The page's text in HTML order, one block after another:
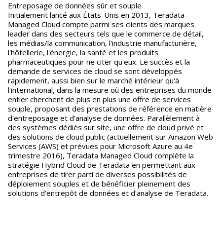
Entreposage de données sûr et souple
Initialement lancé aux États-Unis en 2013, Teradata
Managed Cloud compte parmi ses clients des marques
leader dans des secteurs tels que le commerce de détail,
les médias/la communication, l'industrie manufacturière,
l'hôtellerie, l'énergie, la santé et les produits
pharmaceutiques pour ne citer qu'eux. Le succès et la
demande de services de cloud se sont développés
rapidement, aussi bien sur le marché intérieur qu'à
l'international, dans la mesure où des entreprises du monde
entier cherchent de plus en plus une offre de services
souple, proposant des prestations de référence en matière
d'entreposage et d'analyse de données. Parallèlement à
des systèmes dédiés sur site, une offre de cloud privé et
des solutions de cloud public (actuellement sur Amazon Web
Services (AWS) et prévues pour Microsoft Azure au 4e
trimestre 2016), Teradata Managed Cloud complète la
stratégie Hybrid Cloud de Teradata en permettant aux
entreprises de tirer parti de diverses possibilités de
déploiement souples et de bénéficier pleinement des
solutions d'entrepôt de données et d'analyse de Teradata.